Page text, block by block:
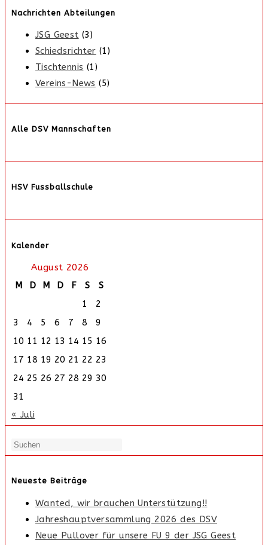
Nachrichten Abteilungen
JSG Geest (3)
Schiedsrichter (1)
Tischtennis (1)
Vereins-News (5)
Alle DSV Mannschaften
HSV Fussballschule
Kalender
August 2026
M
D M D F S
S
1
2
3
4 5 6 7 8
9
10 11 12 13 14 15 16
17 18 19 20 21 22 23
24 25 26 27 28 29 30
31
« Juli
Neueste Beiträge
Wanted, wir brauchen Unterstützung!!
Jahreshauptversammlung 2026 des DSV
Neue Pullover für unsere FU 9 der JSG Geest